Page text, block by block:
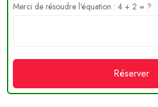
Merci de résoudre l'équation : 4 + 2 = ?
Réserver